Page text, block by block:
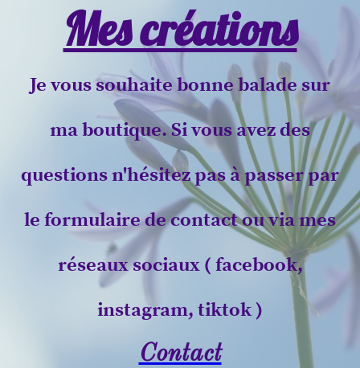
Mes créations
Je vous souhaite bonne balade sur
ma boutique. Si vous avez des
questions n'hésitez pas à passer par
le formulaire de contact ou via mes
réseaux sociaux ( facebook,
instagram, tiktok )
Contact